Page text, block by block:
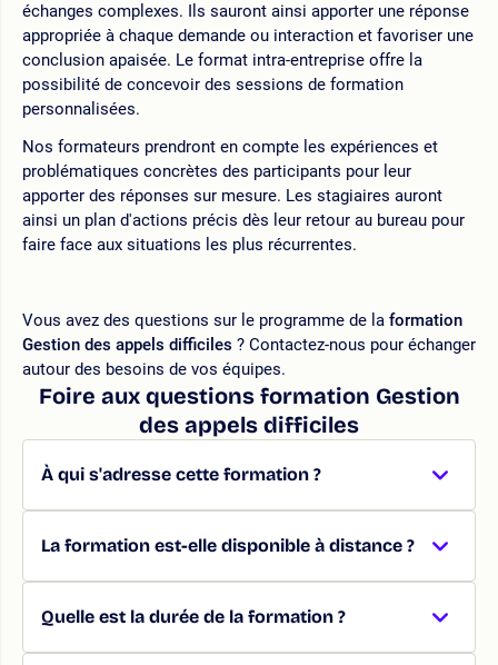
échanges complexes. Ils sauront ainsi apporter une réponse
appropriée à chaque demande ou interaction et favoriser une
conclusion apaisée. Le format intra-entreprise offre la
possibilité de concevoir des sessions de formation
personnalisées.
Nos formateurs prendront en compte les expériences et
problématiques concrètes des participants pour leur
apporter des réponses sur mesure. Les stagiaires auront
ainsi un plan d'actions précis dès leur retour au bureau pour
faire face aux situations les plus récurrentes.
Vous avez des questions sur le programme de la formation
Gestion des appels difficiles ? Contactez-nous pour échanger
autour des besoins de vos équipes.
Foire aux questions formation Gestion
des appels difficiles
À qui s'adresse cette formation ?
La formation est-elle disponible à distance ?
Quelle est la durée de la formation ?